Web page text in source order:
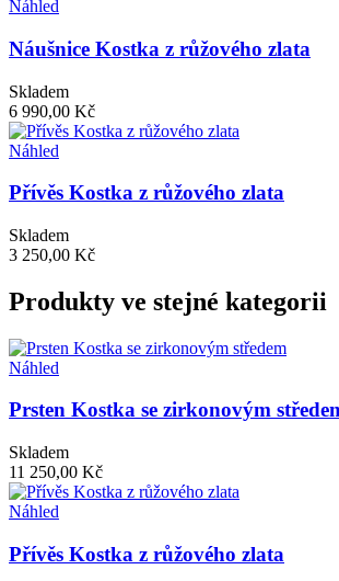
Náhled
Náušnice Kostka z růžového zlata
Skladem
6 990,00 Kč
Náhled
Přívěs Kostka z růžového zlata
Skladem
3 250,00 Kč
Produkty ve stejné kategorii
Náhled
Prsten Kostka se zirkonovým
Skladem
11 250,00 Kč
Náhled
Přívěs Kostka z růžového zlata